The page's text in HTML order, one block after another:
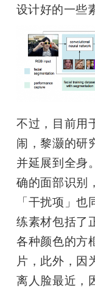
设计好的一些
不过，目前用
闹，黎灏的研
并延展到全身
确的面部识别
「干扰项」
练素材包括了
各种颜色的方
片，此外，因
离人脸最近，